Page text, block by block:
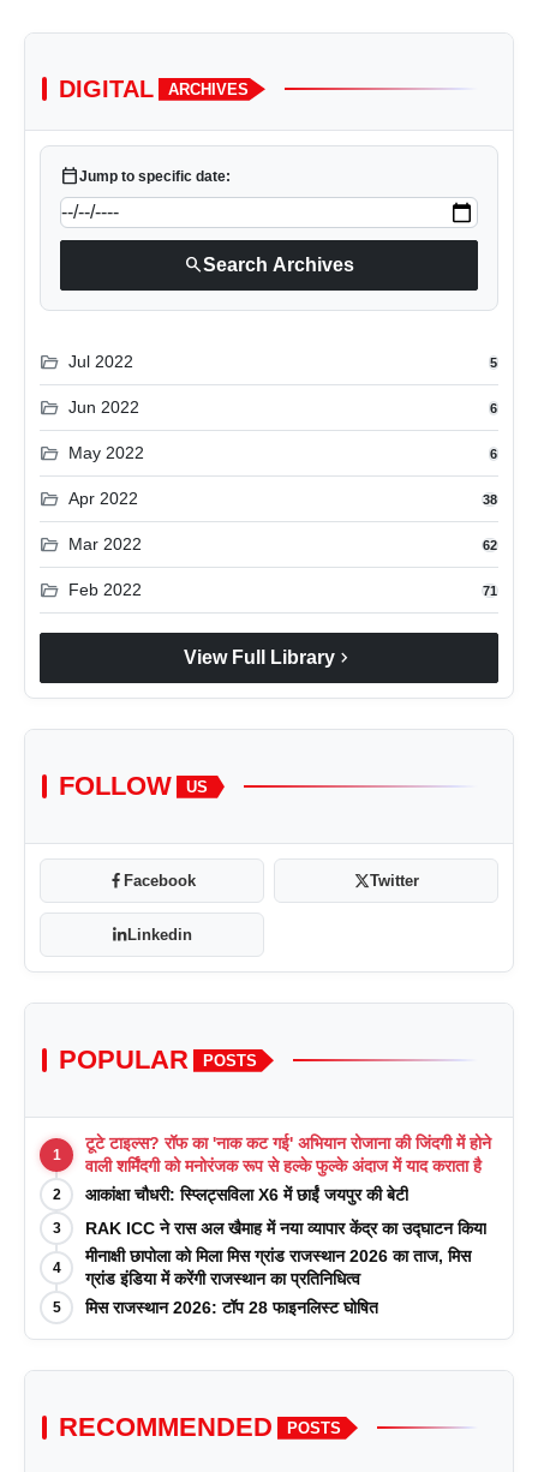
DIGITAL ARCHIVES
calendar_todayJump to specific date:
searchSearch Archives
folder_open Jul 2022 5
folder_open Jun 2022 6
folder_open May 2022 6
folder_open Apr 2022 38
folder_open Mar 2022 62
folder_open Feb 2022 71
View Full Library chevron_right
FOLLOW US
Facebook Twitter
Linkedin
POPULAR POSTS
1
टूटे टाइल्स? रॉफ का 'नाक कट गई' अभियान रोजाना की जिंदगी में होने
वाली शर्मिंदगी को मनोरंजक रूप से हल्के फुल्के अंदाज में याद कराता है
2 आकांक्षा चौधरी: स्प्लिट्सविला X6 में छाईं जयपुर की बेटी
3 RAK ICC ने रास अल खैमाह में नया व्यापार केंद्र का उद्घाटन किया
4
मीनाक्षी छापोला को मिला मिस ग्रांड राजस्थान 2026 का ताज, मिस
ग्रांड इंडिया में करेंगी राजस्थान का प्रतिनिधित्व
5 मिस राजस्थान 2026: टॉप 28 फाइनलिस्ट घोषित
RECOMMENDED POSTS